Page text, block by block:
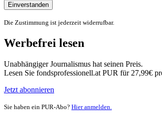
Einverstanden
Die Zustimmung ist jederzeit widerrufbar.
Werbefrei lesen
Unabhängiger Journalismus hat seinen Preis.
Lesen Sie fondsprofessionell.at PUR für 27,99€
Jetzt abonnieren
Sie haben ein PUR-Abo? Hier anmelden.